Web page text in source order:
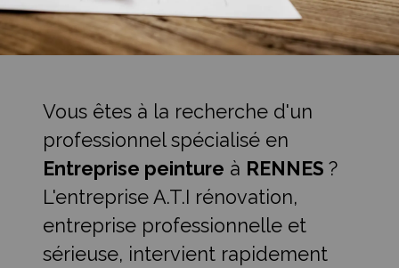
Vous êtes à la recherche d'un
professionnel spécialisé en
Entreprise peinture à RENNES ?
L'entreprise A.T.I rénovation,
entreprise professionnelle et
sérieuse, intervient rapidement